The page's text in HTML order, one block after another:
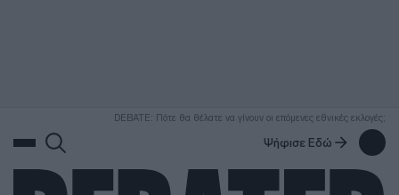
DEBATE: Πότε θα θέλατε να γίνουν οι επόμενες εθνικές εκλογές;
Ψήφισε Εδώ